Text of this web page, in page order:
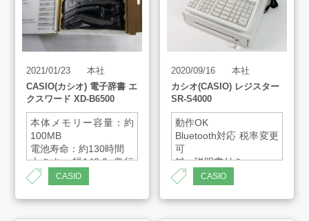
2021/01/23
本社
CASIO(カシオ) 電子辞書 エ
クスワード XD-B6500
本体メモリー容量：約
100MB
電池寿命：約130時間
大きさ：幅148.0×奥行
105.5×高さ17.0mm
質量：約300g(電池込
み)
CASIO
2020/09/16
本社
カシオ(CASIO) レジスター
SR-S4000
動作OK
Bluetooth対応 税率変更
可
鍵、説明書付き
サイズ
W330×D360×H205mm
CASIO